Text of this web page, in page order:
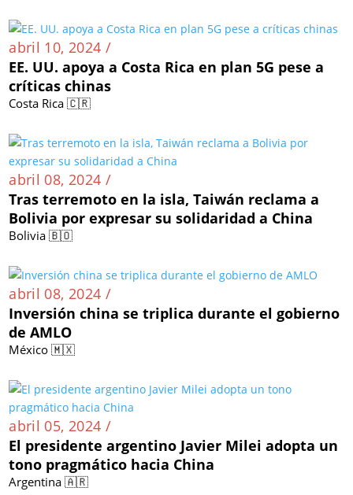
abril 10, 2024 /
EE. UU. apoya a Costa Rica en plan 5G pese a
críticas chinas
Costa Rica 🇨🇷
abril 08, 2024 /
Tras terremoto en la isla, Taiwán reclama a
Bolivia por expresar su solidaridad a China
Bolivia 🇧🇴
abril 08, 2024 /
Inversión china se triplica durante el gobierno
de AMLO
México 🇲🇽
abril 05, 2024 /
El presidente argentino Javier Milei adopta un
tono pragmático hacia China
Argentina 🇦🇷